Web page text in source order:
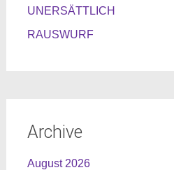
UNERSÄTTLICH
RAUSWURF
Archive
August 2026